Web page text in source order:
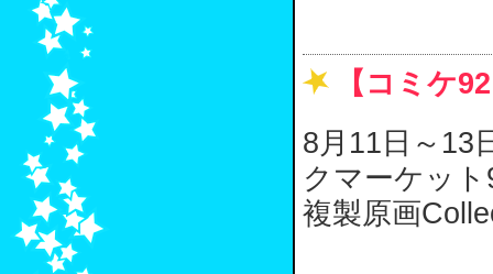
【コミケ
8月11日～13
クマーケッ
複製原画